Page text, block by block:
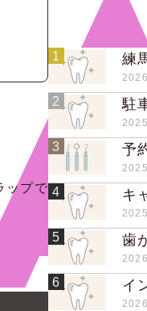
ップで
1
2
3 予
4
5
6